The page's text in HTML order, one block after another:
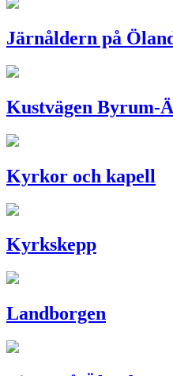
Järnåldern på
Kustvägen Byrum-
Kyrkor och kapell
Kyrkskepp
Landborgen